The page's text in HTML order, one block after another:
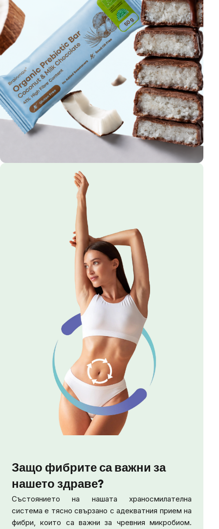
Защо фибрите са важни за
нашето здраве?
Състоянието на нашата храносмилателна
система е тясно свързано с адекватния прием на
фибри, които са важни за чревния микробиом.